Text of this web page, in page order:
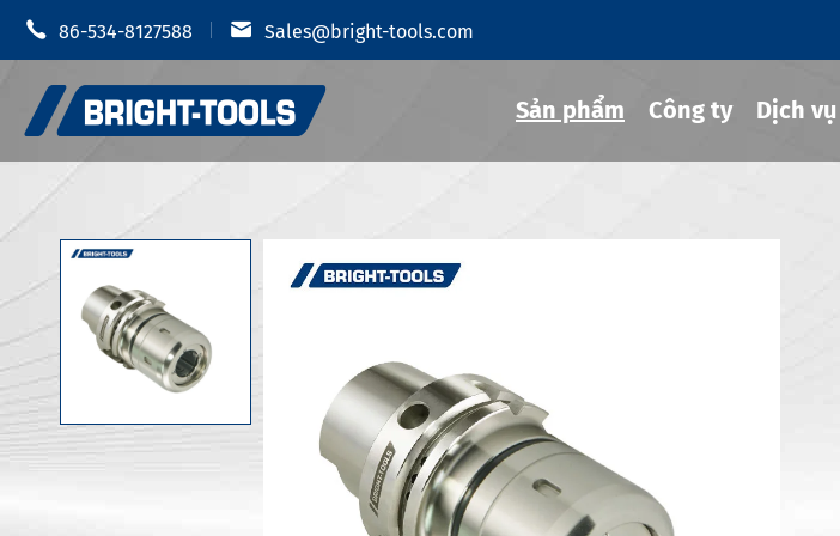
 86-534-8127588  Sales@bright-tools.com
Sản phẩm
Giá đỡ dụng cụ CNC
Công cụ tĩnh và điều khiển
Dụng cụ khoan
Phụ Kiện Giá đỡ dụng cụ
Chống rung
Giá đỡ dụng cụ co rút
Giá đỡ dụng cụ JIS B 6339-bt
Giá đỡ dụng cụ JIS B 6339-bbt
Giá đỡ dụng cụ JIS B 6339-nbt
Công ty Dịch vụ